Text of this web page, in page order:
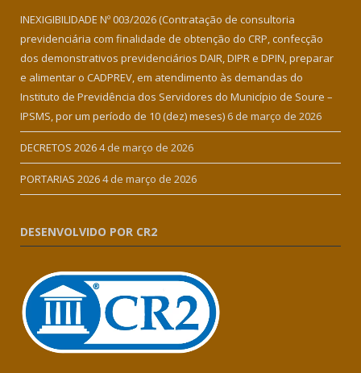
INEXIGIBILIDADE Nº 003/2026 (Contratação de consultoria
previdenciária com finalidade de obtenção do CRP, confecção
dos demonstrativos previdenciários DAIR, DIPR e DPIN, preparar
e alimentar o CADPREV, em atendimento às demandas do
Instituto de Previdência dos Servidores do Município de Soure –
IPSMS, por um período de 10 (dez) meses) 6 de março de 2026
DECRETOS 20264 de março de 2026
PORTARIAS 20264 de março de 2026
DESENVOLVIDO POR CR2